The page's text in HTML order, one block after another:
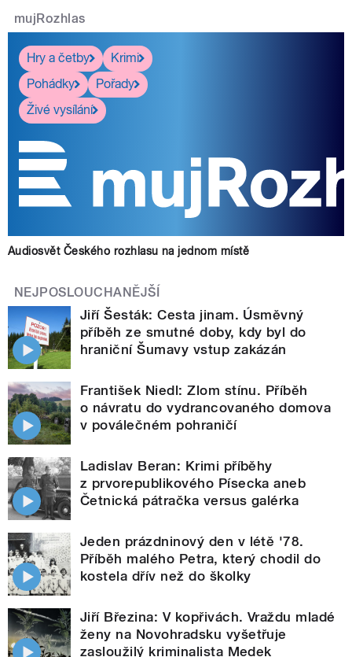
mujRozhlas
Hry a četby
Krimi
Pohádky
Pořady
Živé vysílání
Audiosvět Českého rozhlasu na jednom místě
NEJPOSLOUCHANĚJŠÍ
Jiří Šesták: Cesta jinam. Úsměvný
příběh ze smutné doby, kdy byl do
hraniční Šumavy vstup zakázán
František Niedl: Zlom stínu. Příběh
o návratu do vydrancovaného domova
v poválečném pohraničí
Ladislav Beran: Krimi příběhy
z prvorepublikového Písecka aneb
Četnická pátračka versus galérka
Jeden prázdninový den v létě '78.
Příběh malého Petra, který chodil do
kostela dřív než do školky
Jiří Březina: V kopřivách. Vraždu mladé
ženy na Novohradsku vyšetřuje
zasloužilý kriminalista Medek